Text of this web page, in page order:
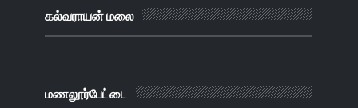
கல்வராயன் மலை
மணலூர்பேட்டை